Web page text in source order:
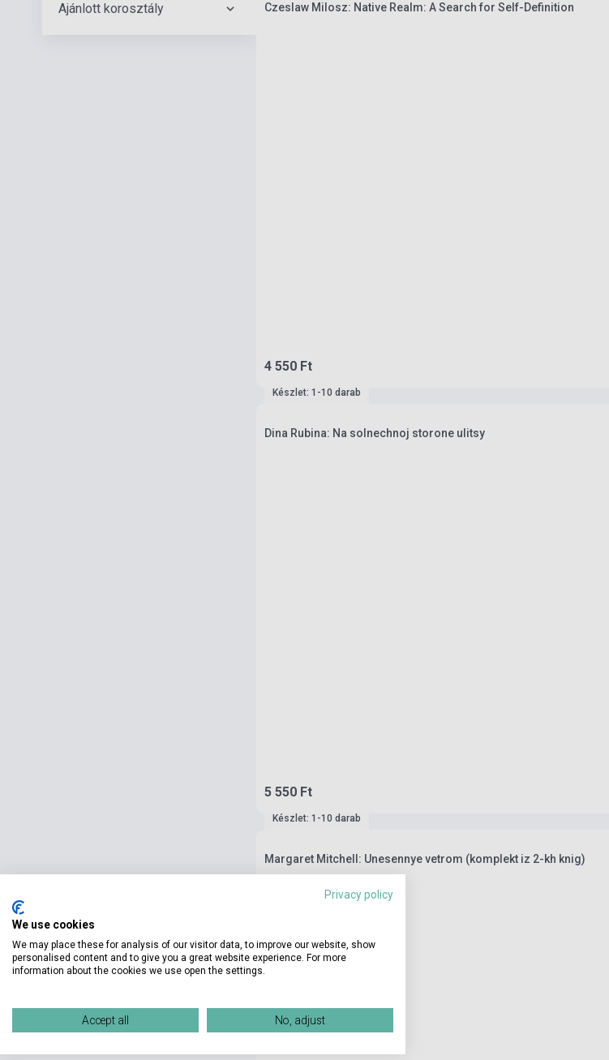
Ajánlott korosztály Czeslaw Milosz: Native Realm: A Search for Self-Definition
4 550 Ft
Készlet: 1-10 darab
Dina Rubina: Na solnechnoj storone ulitsy
5 550 Ft
Készlet: 1-10 darab
Margaret Mitchell: Unesennye vetrom (komplekt iz 2-kh knig)
Privacy policy
We use cookies
We may place these for analysis of our visitor data, to improve our website, show
personalised content and to give you a great website experience. For more
information about the cookies we use open the settings.
Accept all No, adjust